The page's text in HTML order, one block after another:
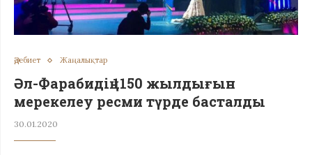
Әдебиет Жаңалықтар
Әл-Фарабидің 1150 жылдығын
мерекелеу ресми түрде басталды
30.01.2020